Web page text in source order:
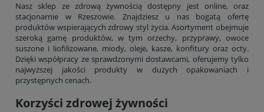
Nasz sklep ze zdrową żywnością dostępny jest online, oraz
stacjonarnie w Rzeszowie. Znajdziesz u nas bogatą ofertę
produktów wspierających zdrowy styl życia. Asortyment obejmuje
szeroką gamę produktów, w tym orzechy, przyprawy, owoce
suszone i liofilizowane, miody, oleje, kasze, konfitury oraz octy.
Dzięki współpracy ze sprawdzonymi dostawcami, oferujemy tylko
najwyższej jakości produkty w dużych opakowaniach i
przystępnych cenach.
Korzyści zdrowej żywności